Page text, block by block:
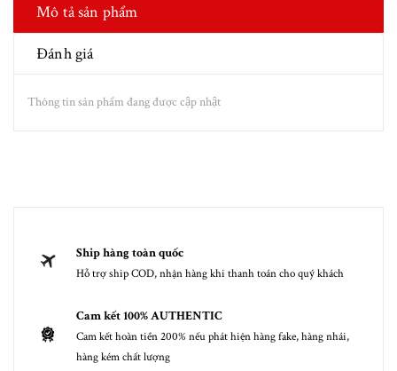
Mô tả sản phẩm
Đánh giá
Thông tin sản phẩm đang được cập nhật
Ship hàng toàn quốc
Hỗ trợ ship COD, nhận hàng khi thanh toán cho quý khách
Cam kết 100% AUTHENTIC
Cam kết hoàn tiền 200% nếu phát hiện hàng fake, hàng nhái,
hàng kém chất lượng